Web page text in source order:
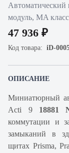
Автоматический
модуль, MA
47 936 ₽
Код товара: iD-
ОПИСАНИЕ
Миниатюрный автоматический 3 полюсный выключатель
Acti 9 18881
коммутации и
замыканий в
щитах Prisma,